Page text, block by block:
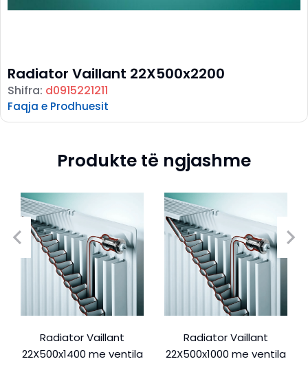
Radiator Vaillant 22X500x2200
Shifra: d0915221211
Faqja e Prodhuesit
Produkte të ngjashme
Radiator Vaillant
22X500x1400 me ventila
Radiator Vaillant
22X500x1000 me ventila